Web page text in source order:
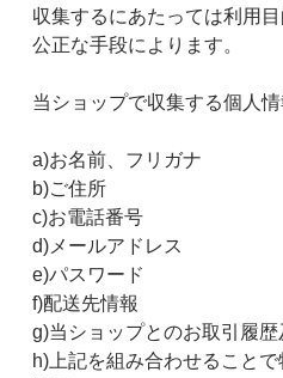
収集するにあたっては利用
公正な手段によります。
当ショップで収集する個人情
a)お名前、フリガナ
b)ご住所
c)お電話番号
d)メールアドレス
e)パスワード
f)配送先情報
g)当ショップとのお取引履
h)上記を組み合わせること